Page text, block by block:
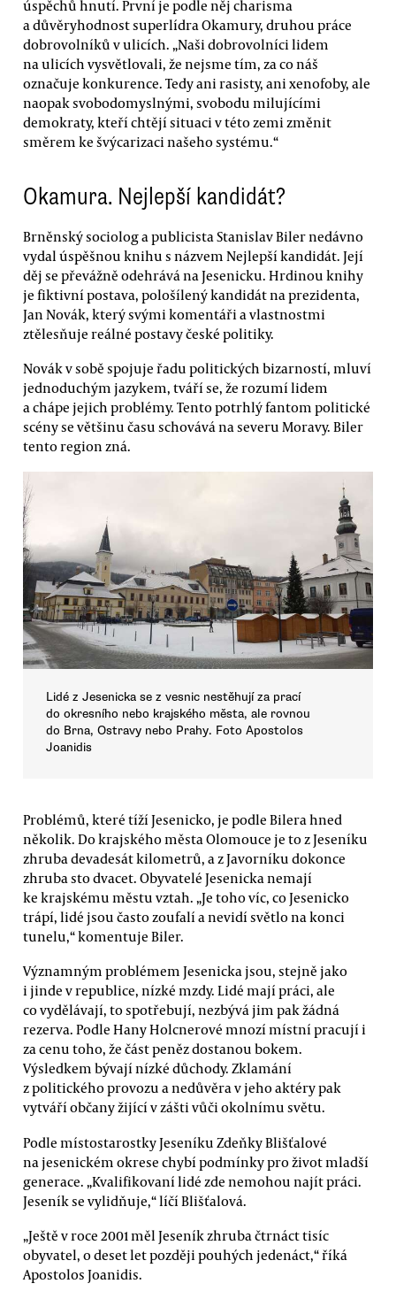
úspěchů hnutí. První je podle něj charisma
a důvěryhodnost superlídra Okamury, druhou práce
dobrovolníků v ulicích. „Naši dobrovolníci lidem
na ulicích vysvětlovali, že nejsme tím, za co náš
označuje konkurence. Tedy ani rasisty, ani xenofoby, ale
naopak svobodomyslnými, svobodu milujícími
demokraty, kteří chtějí situaci v této zemi změnit
směrem ke švýcarizaci našeho systému.“
Okamura. Nejlepší kandidát?
Brněnský sociolog a publicista Stanislav Biler nedávno
vydal úspěšnou knihu s názvem Nejlepší kandidát. Její
děj se převážně odehrává na Jesenicku. Hrdinou knihy
je fiktivní postava, pološílený kandidát na prezidenta,
Jan Novák, který svými komentáři a vlastnostmi
ztělesňuje reálné postavy české politiky.
Novák v sobě spojuje řadu politických bizarností, mluví
jednoduchým jazykem, tváří se, že rozumí lidem
a chápe jejich problémy. Tento potrhlý fantom politické
scény se většinu času schovává na severu Moravy. Biler
tento region zná.
Lidé z Jesenicka se z vesnic nestěhují za prací
do okresního nebo krajského města, ale rovnou
do Brna, Ostravy nebo Prahy. Foto Apostolos
Joanidis
Problémů, které tíží Jesenicko, je podle Bilera hned
několik. Do krajského města Olomouce je to z Jeseníku
zhruba devadesát kilometrů, a z Javorníku dokonce
zhruba sto dvacet. Obyvatelé Jesenicka nemají
ke krajskému městu vztah. „Je toho víc, co Jesenicko
trápí, lidé jsou často zoufalí a nevidí světlo na konci
tunelu,“ komentuje Biler.
Významným problémem Jesenicka jsou, stejně jako
i jinde v republice, nízké mzdy. Lidé mají práci, ale
co vydělávají, to spotřebují, nezbývá jim pak žádná
rezerva. Podle Hany Holcnerové mnozí místní pracují i
za cenu toho, že část peněz dostanou bokem.
Výsledkem bývají nízké důchody. Zklamání
z politického provozu a nedůvěra v jeho aktéry pak
vytváří občany žijící v zášti vůči okolnímu světu.
Podle místostarostky Jeseníku Zdeňky Blišťalové
na jesenickém okrese chybí podmínky pro život mladší
generace. „Kvalifikovaní lidé zde nemohou najít práci.
Jeseník se vylidňuje,“ líčí Blišťalová.
„Ještě v roce 2001 měl Jeseník zhruba čtrnáct tisíc
obyvatel, o deset let později pouhých jedenáct,“ říká
Apostolos Joanidis.